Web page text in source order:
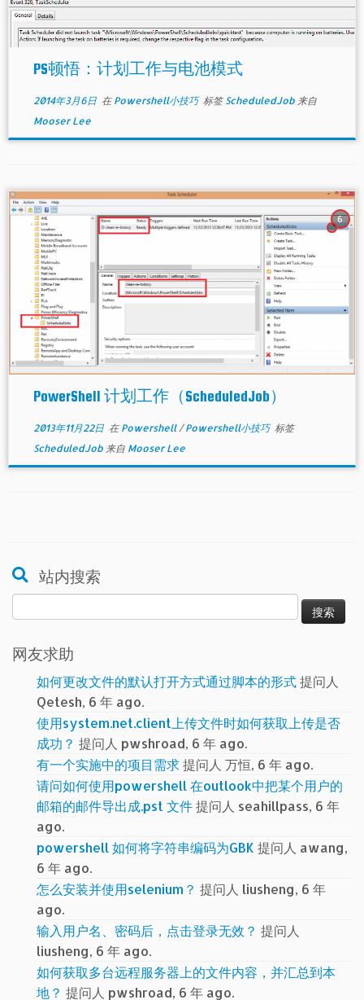
PS顿悟：计划工作与电池模式
2014年3月6日在 Powershell小技巧 标签ScheduledJob 来自
Mooser Lee
6
PowerShell 计划工作（ScheduledJob）
2013年11月22日在 Powershell/Powershell小技巧 标签
ScheduledJob 来自 Mooser Lee
站内搜索
索：
网友求助
如何更改文件的默认打开方式通过脚本的形式提问人
Qetesh, 6 年 ago.
使用system.net.client上传文件时如何获取上传是否
成功？ 提问人 pwshroad, 6 年 ago.
有一个实施中的项目需求提问人 万恒, 6 年 ago.
请问如何使用powershell 在outlook中把某个用户的
邮箱的邮件导出成.pst 文件提问人 seahillpass, 6 年
ago.
powershell 如何将字符串编码为GBK 提问人 awang,
6 年 ago.
怎么安装并使用selenium？ 提问人 liusheng, 6 年
ago.
输入用户名、密码后，点击登录无效？ 提问人
liusheng, 6 年 ago.
如何获取多台远程服务器上的文件内容，并汇总到本
地？ 提问人 pwshroad, 6 年 ago.